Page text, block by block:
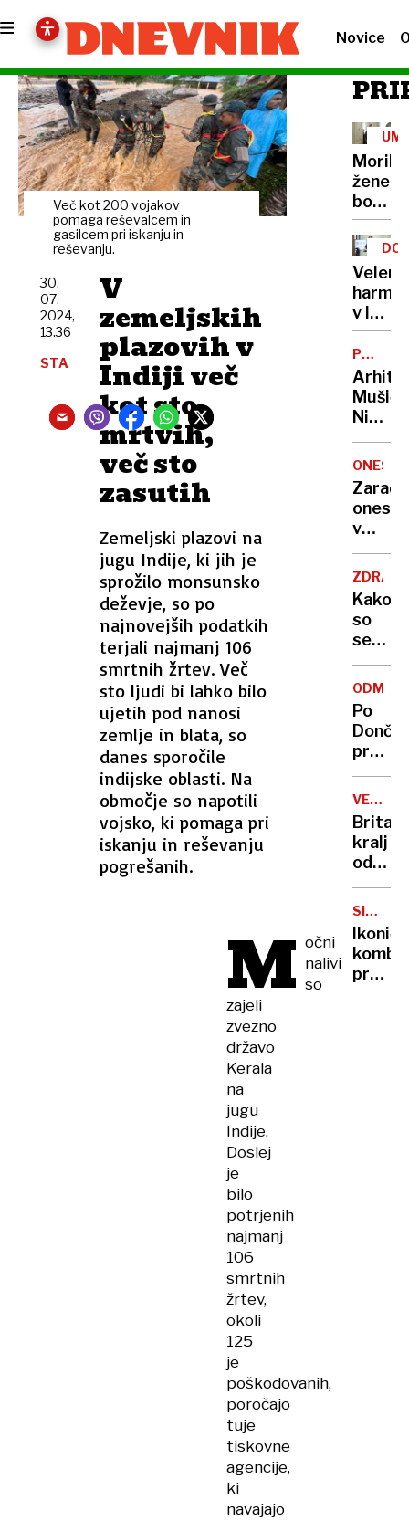
Novice
Več kot 200 vojakov
pomaga reševalcem in
gasilcem pri iskanju in
reševanju.
V
zemeljskih
plazovih v
Indiji več
kot sto
mrtvih,
več sto
zasutih
Zemeljski plazovi na
jugu Indije, ki jih je
sprožilo monsunsko
deževje, so po
najnovejših podatkih
terjali najmanj 106
smrtnih žrtev. Več
sto ljudi bi lahko bilo
ujetih pod nanosi
zemlje in blata, so
danes sporočile
indijske oblasti. Na
območje so napotili
vojsko, ki pomaga pri
iskanju in reševanju
pogrešanih.
30.
07.
2024,
13.36
STA
M očni
nalivi
so
zajeli
zvezno
državo
Kerala
na
jugu
Indije.
Doslej
je
bilo
potrjenih
najmanj
106
smrtnih
žrtev,
okoli
125
je
poškodovanih,
poročajo
tuje
tiskovne
agencije,
ki
navajajo
žene
bo
sedel
21
let
v lov
na
nov
rekord
CENTER
Mušič:
Nikoli
nisem
da je
to v
moji
sploh
Zaradi
v
delu
voda
Kako
so
se
cilji
vlade
Po
Karma
je
psica,
Nico
pa
njen
sin
VELIKA
kralj
zaradi
raka
SIMBOL
kombi